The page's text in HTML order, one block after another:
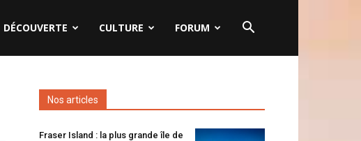
DÉCOUVERTE CULTURE FORUM
Nos articles
Fraser Island : la plus grande île de